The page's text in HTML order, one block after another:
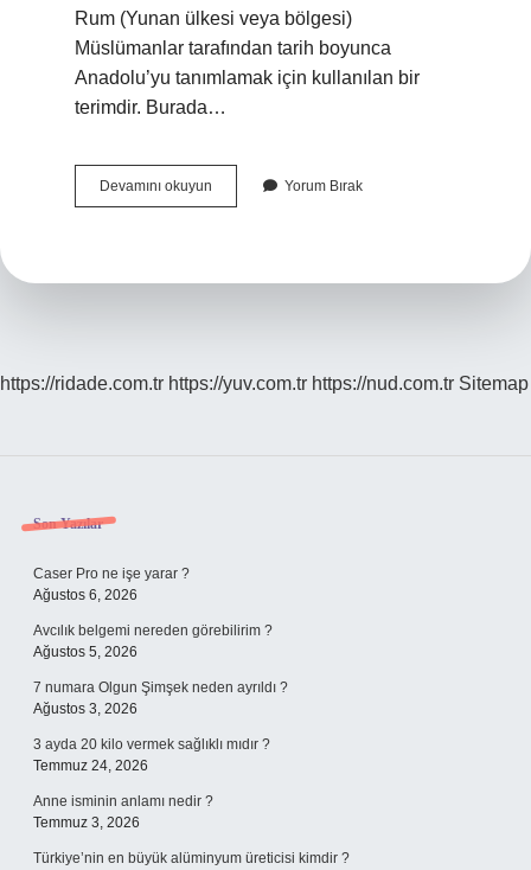
Rum (Yunan ülkesi veya bölgesi)
Müslümanlar tarafından tarih boyunca
Anadolu’yu tanımlamak için kullanılan bir
terimdir. Burada…
Devamını okuyun
Halkı
Yorum Bırak
https://ridade.com.tr https://yuv.com.tr https://nud.com.tr Sitemap
Sidebar
Son Yazılar
Caser Pro ne işe yarar ?
Ağustos 6, 2026
Avcılık belgemi nereden görebilirim ?
Ağustos 5, 2026
7 numara Olgun Şimşek neden ayrıldı ?
Ağustos 3, 2026
3 ayda 20 kilo vermek sağlıklı mıdır ?
Temmuz 24, 2026
Anne isminin anlamı nedir ?
Temmuz 3, 2026
Türkiye’nin en büyük alüminyum üreticisi kimdir ?